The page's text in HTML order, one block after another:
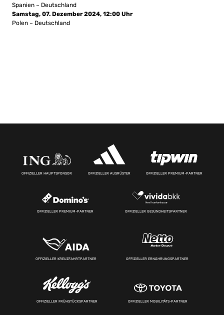
Spanien – Deutschland
Samstag, 07. Dezember 2024, 12:00 Uhr
Polen – Deutschland
OFFIZIELLER HAUPTSPONSOR OFFIZIELLER AUSRÜSTER OFFIZIELLER PREMIUM-PARTNER
OFFIZIELLER PREMIUM-PARTNER OFFIZIELLER GESUNDHEITSPARTNER
OFFIZIELLER KREUZFAHRTPARTNER OFFIZIELLER ERNÄHRUNGSPARTNER
OFFIZIELLER FRÜHSTÜCKSPARTNER OFFIZIELLER MOBILITÄTS-PARTNER